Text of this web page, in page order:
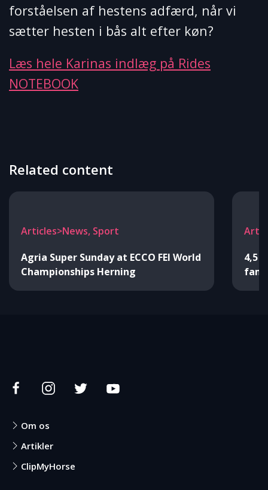
forståelsen af hestens adfærd, når vi
sætter hesten i bås alt efter køn?
Læs hele Karinas indlæg på Rides
NOTEBOOK
Related content
Articles>News, Sport
Agria Super Sunday at ECCO FEI World
Championships Herning
4,5
Om os
Artikler
ClipMyHorse